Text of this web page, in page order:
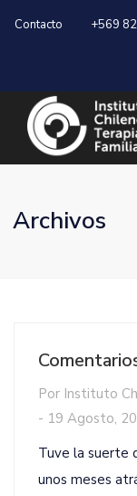
Contacto +569
Archivos
Por Instituto
- 19 Agosto,
Tuve la suerte
unos meses